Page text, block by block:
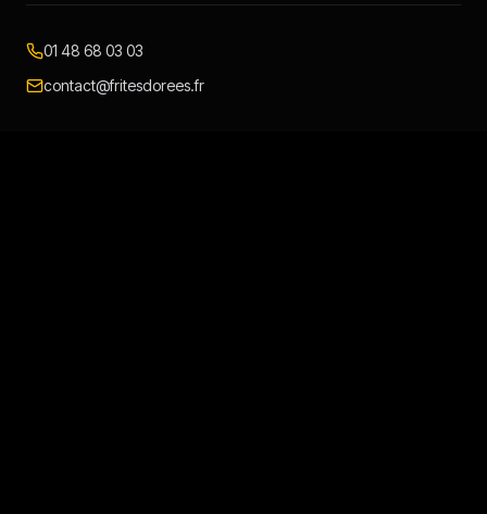
01 48 68 03 03
contact@fritesdorees.fr